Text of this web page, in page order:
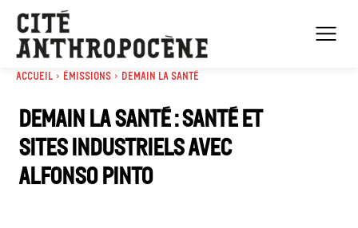
Accueil Émissions Demain la santé
Demain la santé : Santé et
sites industriels avec
Alfonso Pinto